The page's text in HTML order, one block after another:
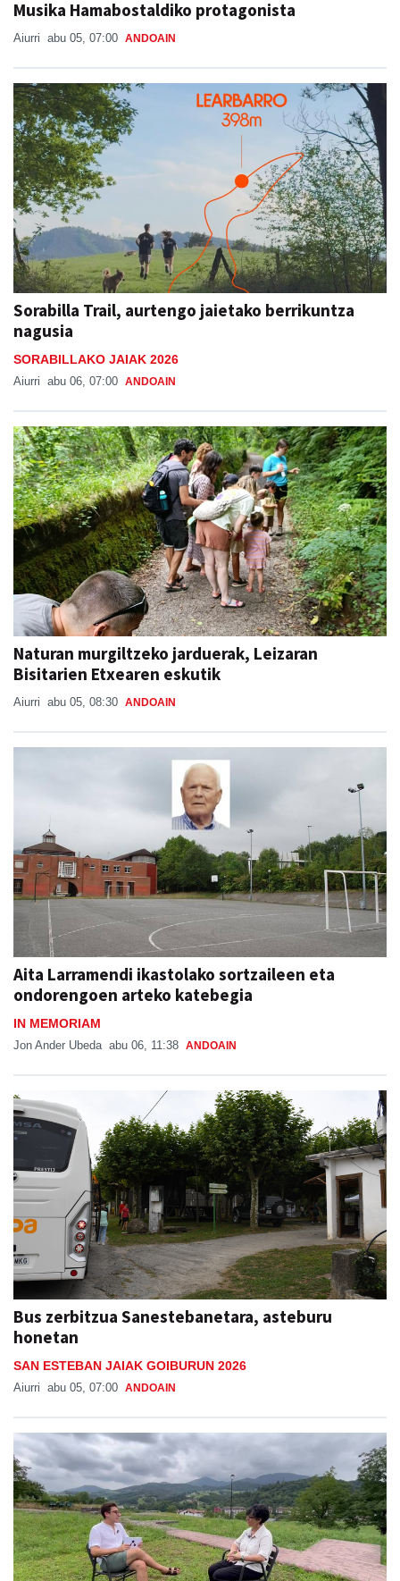
Musika Hamabostaldiko protagonista
Aiurri abu 05, 07:00 ANDOAIN
Sorabilla Trail, aurtengo jaietako berrikuntza
nagusia
SORABILLAKO JAIAK 2026
Aiurri abu 06, 07:00 ANDOAIN
Naturan murgiltzeko jarduerak, Leizaran
Bisitarien Etxearen eskutik
Aiurri abu 05, 08:30 ANDOAIN
Aita Larramendi ikastolako sortzaileen eta
ondorengoen arteko katebegia
IN MEMORIAM
Jon Ander Ubeda abu 06, 11:38 ANDOAIN
Bus zerbitzua Sanestebanetara, asteburu
honetan
SAN ESTEBAN JAIAK GOIBURUN 2026
Aiurri abu 05, 07:00 ANDOAIN